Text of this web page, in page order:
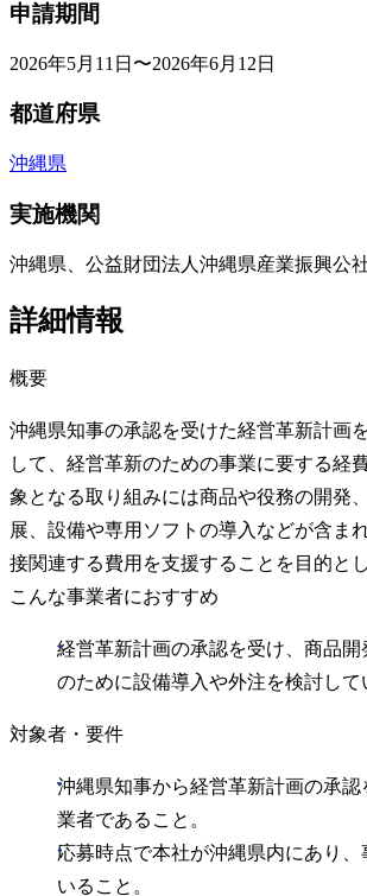
申請期間
2026年5月11日〜2026年6月12日
都道府県
沖縄県
実施機関
沖縄県、公益財団法人沖縄県産業振興公
詳細情報
概要
沖縄県知事の承認を受けた経営革新計画
して、経営革新のための事業に要する経
象となる取り組みには商品や役務の開発
展、設備や専用ソフトの導入などが含ま
接関連する費用を支援することを目的と
こんな事業者におすすめ
経営革新計画の承認を受け、商品開
のために設備導入や外注を検討し
対象者・要件
沖縄県知事から経営革新計画の承
業者であること。
応募時点で本社が沖縄県内にあり、
いること。